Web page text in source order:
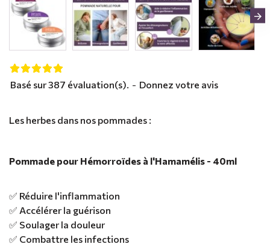
Les herbes dans nos pommades :
Pommade pour Hémorroïdes à l'Hamamélis - 40ml
✅ Réduire l'inflammation
✅ Accélérer la guérison
✅ Soulager la douleur
✅ Combattre les infections
Basé sur 387 évaluation(s). - Donnez votre avis